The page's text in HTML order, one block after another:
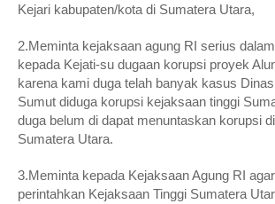
Kejari kabupaten/kota di Sumatera Utara,
2.Meminta kejaksaan agung RI serius
kepada Kejati-su dugaan korupsi proyek
karena kami duga telah banyak kasus
Sumut diduga korupsi kejaksaan tinggi
duga belum di dapat menuntaskan korupsi
Sumatera Utara.
3.Meminta kepada Kejaksaan Agung RI
perintahkan Kejaksaan Tinggi Sumatera